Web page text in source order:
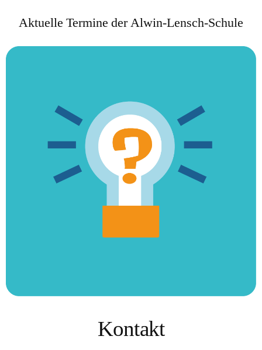
Aktuelle Termine der Alwin-Lensch-Schule
Kontakt